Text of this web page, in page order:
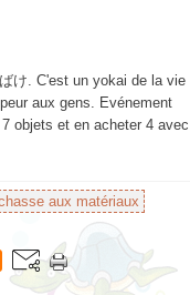
け. C'est un yokai de la vie
aux gens. Evénement
objets et en acheter 4 avec
aux matériaux